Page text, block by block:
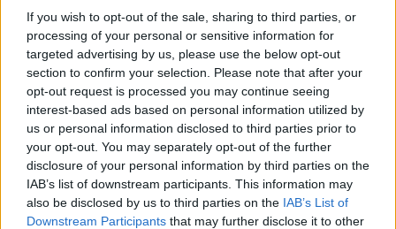
If you wish to opt-out of the sale, sharing to third parties, or
processing of your personal or sensitive information for
targeted advertising by us, please use the below opt-out
section to confirm your selection. Please note that after your
opt-out request is processed you may continue seeing
interest-based ads based on personal information utilized by
us or personal information disclosed to third parties prior to
your opt-out. You may separately opt-out of the further
disclosure of your personal information by third parties on the
IAB’s list of downstream participants. This information may
also be disclosed by us to third parties on the IAB’s List of
Downstream Participants that may further disclose it to other
του ανοσοποιητικού συστήματος που
ονομάζονται προφλεγμονώδεις κυτοκίνες).
Οι ερευνητές εξέτασαν επίσης γενετικές
παραλλαγές που είχαν προηγουμένως βρεθεί ότι
επηρεάζουν την ανοσο-νευροενδοκρινική μας
απόκριση και διαπίστωσαν ότι η συσχέτιση
μεταξύ των αγχωτικών συνθηκών της ζωής και
του ανήκειν στην ομάδα υψηλού κινδύνου
τέσσερα χρόνια αργότερα παρέμεινε αληθινή,